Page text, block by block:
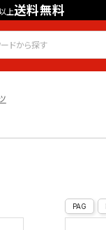
上送料無料
会員登録 ログイン
PAG